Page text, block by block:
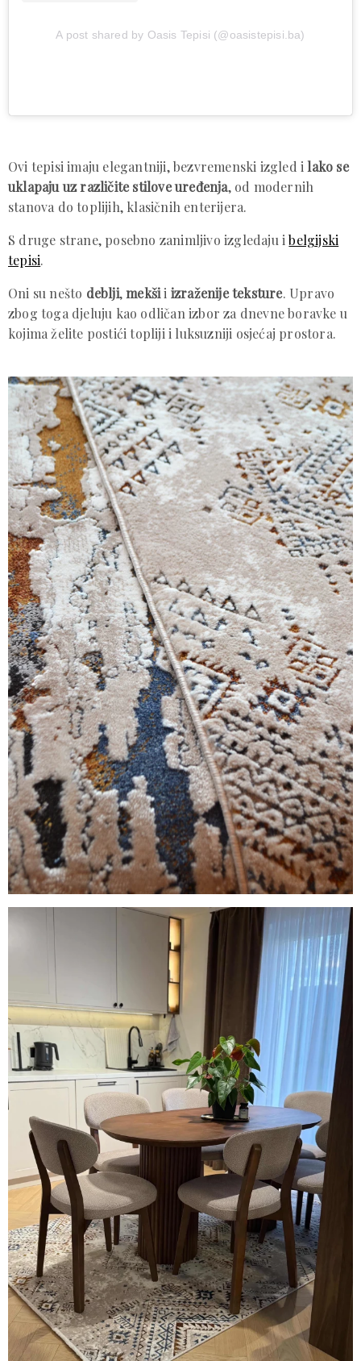
A post shared by Oasis Tepisi (@oasistepisi.ba)
Ovi tepisi imaju elegantniji, bezvremenski izgled ilako se
uklapaju uz različite stilove uređenja, od modernih
stanova do toplijih, klasičnih enterijera.
S druge strane, posebno zanimljivo izgledaju ibelgijski
tepisi.
Oni su nešto deblji,mekšii izraženije teksture. Upravo
zbog toga djeluju kao odličan izbor za dnevne boravke u
kojima želite postići topliji i luksuzniji osjećaj prostora.